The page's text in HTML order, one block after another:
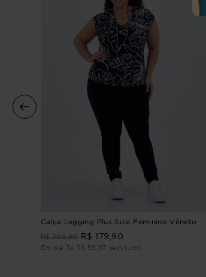
Calça Legging Plus Size Feminino Vêneto
R$ 209,90 R$ 179 90
Em até 3x R$ 59 97 sem juros